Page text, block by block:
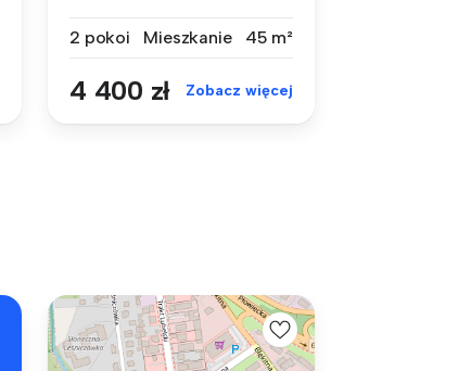
2 pokoi
Mieszkanie 45 m²
4 400 zł Zobacz więcej